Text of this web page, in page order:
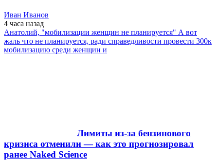
Иван Иванов
4 часа назад
Анатолий, "мобилизации женщин не планируется" А вот
жаль что не планируется, ради справедливости провести 300к
мобилизацию среди женщин и
Лимиты из-за бензинового
кризиса отменили — как это прогнозировал
ранее Naked Science